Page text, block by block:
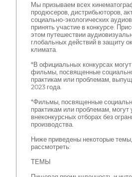
Мы призываем всех
продюсеров, дистрибьюторов,
социально-экологических
принять участие в конкурсе.
этом путешествии
глобальных действий в защиту
климата.
*В официальных конкурсах могут
фильмы, посвященные
практикам или проблемам,
2023 года.
*Фильмы, посвященные
практикам или проблемам, могут
внеконкурсных отборах без
производства.
Ниже приведены некоторые
рассмотреть:
ТЕМЫ